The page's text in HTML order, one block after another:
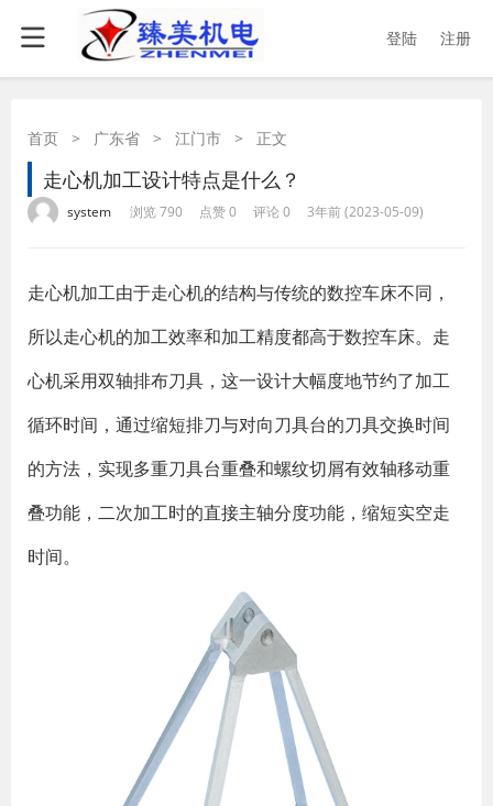
登陆 注册
首页 > 广东省 > 江门市 > 正文
走心机加工设计特点是什么？
system 浏览 790 点赞 0 评论 0 3年前 (2023-05-09)
​走心机加工由于走心机的结构与传统的数控车床不同，
所以走心机的加工效率和加工精度都高于数控车床。走
心机采用双轴排布刀具，这一设计大幅度地节约了加工
循环时间，通过缩短排刀与对向刀具台的刀具交换时间
的方法，实现多重刀具台重叠和螺纹切屑有效轴移动重
叠功能，二次加工时的直接主轴分度功能，缩短实空走
时间。